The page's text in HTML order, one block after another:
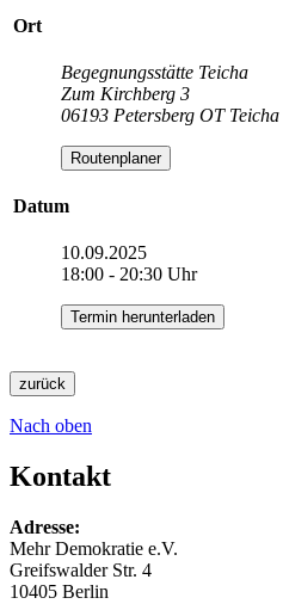
Ort
Begegnungsstätte Teicha
Zum Kirchberg 3
06193 Petersberg OT Teicha
Routenplaner
Datum
10.09.2025
18:00 - 20:30 Uhr
Termin herunterladen
zurück
Nach oben
Kontakt
Adresse:
Mehr Demokratie e.V.
Greifswalder Str. 4
10405 Berlin